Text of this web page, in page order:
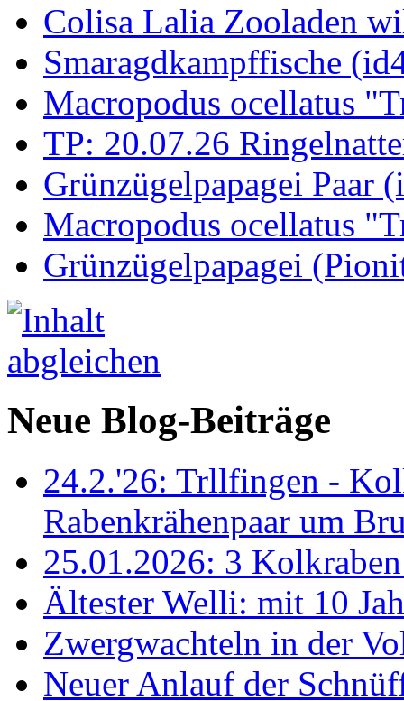
Colisa Lalia Zooladen
Smaragdkampffische
Macropodus ocellatus
TP: 20.07.26
Grünzügelpapagei Paar
Macropodus ocellatus
Grünzügelpapagei
Neue Blog-Beiträge
24.2.'26: Trllfingen -
Rabenkrähenpaar um
25.01.2026: 3
Ältester Welli: mit 10
Zwergwachteln in der
Neuer Anlauf der